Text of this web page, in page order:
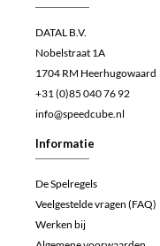
DATAL B.V.
Nobelstraat 1A
1704 RM Heerhugowaard
+31 (0)85 040 76 92
info@speedcube.nl
Informatie
De Spelregels
Veelgestelde vragen (FAQ)
Werken bij